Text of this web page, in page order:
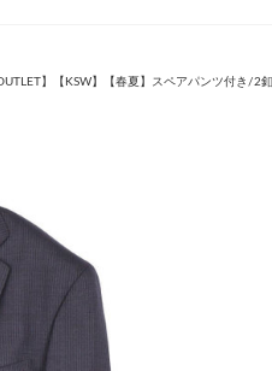
】【KSW】【春夏】スペアパンツ付き/2